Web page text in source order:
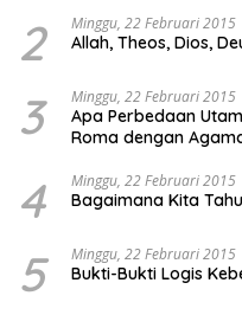
Ekonomi Politik
“Urgensi Undang-
Indonesia Emas
2 Minggu, 22 Februari
Allah, Theos, Dios,
3 Minggu, 22 Februari
Apa Perbedaan
Roma dengan
4 Minggu, 22 Februari
Bagaimana Kita
5 Minggu, 22 Februari
Bukti-Bukti Logis